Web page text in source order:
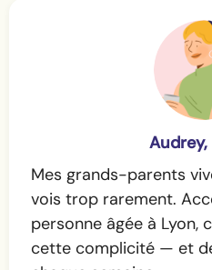
Audrey,
Mes grands-parents
vois trop rarement.
personne âgée à Lyon,
cette complicité — et